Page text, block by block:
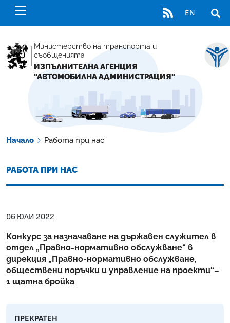
RSS EN
Министерство на транспорта и
съобщенията
ИЗПЪЛНИТЕЛНА АГЕНЦИЯ
"АВТОМОБИЛНА АДМИНИСТРАЦИЯ"
Начало Работа при нас
РАБОТА ПРИ НАС
06 ЮЛИ 2022
Kонкурс за назначаване на държавен служител в
отдел „Правно-нормативно обслужване“ в
дирекция „Правно-нормативно обслужване,
обществени поръчки и управление на проекти“–
1 щатнa бройкa
ПРЕКРАТЕН